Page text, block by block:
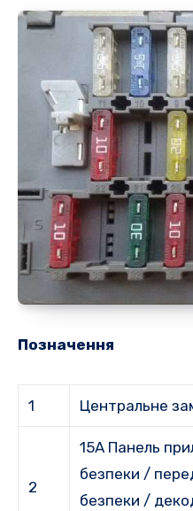
Позначення
1 Центральне
2
15A Панель
безпеки /
безпеки /